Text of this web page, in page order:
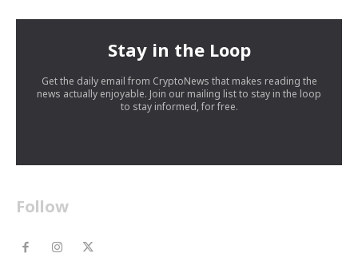
Stay in the Loop
Get the daily email from CryptoNews that makes reading the
news actually enjoyable. Join our mailing list to stay in the loop
to stay informed, for free.
Follow